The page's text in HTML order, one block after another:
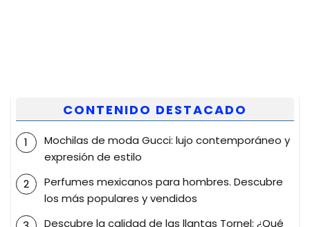
CONTENIDO DESTACADO
Mochilas de moda Gucci: lujo contemporáneo y
expresión de estilo
Perfumes mexicanos para hombres. Descubre
los más populares y vendidos
Descubre la calidad de las llantas Tornel: ¿Qué